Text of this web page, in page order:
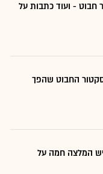
חבוט - ועוד כתבות על
החבוט שהפך
יש המלצה חמה על